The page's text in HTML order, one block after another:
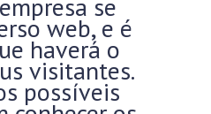
se
web, e é
haverá o
visitantes.
possíveis